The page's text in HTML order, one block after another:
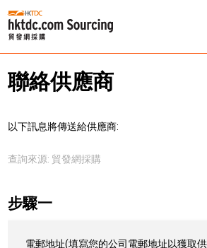
聯絡供應商
以下訊息將傳送給供應商:
查詢來源: 貿發網採購
步驟一
電郵地址(填寫您的公司電郵地址以獲取